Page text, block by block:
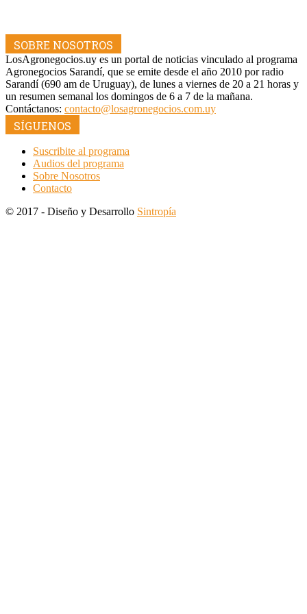
SOBRE NOSOTROS
LosAgronegocios.uy es un portal de noticias vinculado al programa
Agronegocios Sarandí, que se emite desde el año 2010 por radio
Sarandí (690 am de Uruguay), de lunes a viernes de 20 a 21 horas y
un resumen semanal los domingos de 6 a 7 de la mañana.
Contáctanos: contacto@losagronegocios.com.uy
SÍGUENOS
Suscribite al programa
Audios del programa
Sobre Nosotros
Contacto
© 2017 - Diseño y Desarrollo Sintropía